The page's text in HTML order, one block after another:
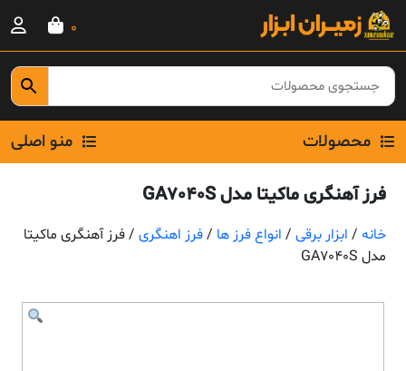
Skip
content
0
محصولات منو اصلی
فرز آهنگری ماکیتا مدل GA7040S
خانه / ابزار برقی / انواع فرز ها /فرز اهنگری / فرز آهنگری ماکیتا
مدل GA7040S